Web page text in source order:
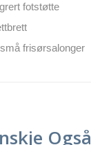
fotstøtte
frisørsalonger
Også